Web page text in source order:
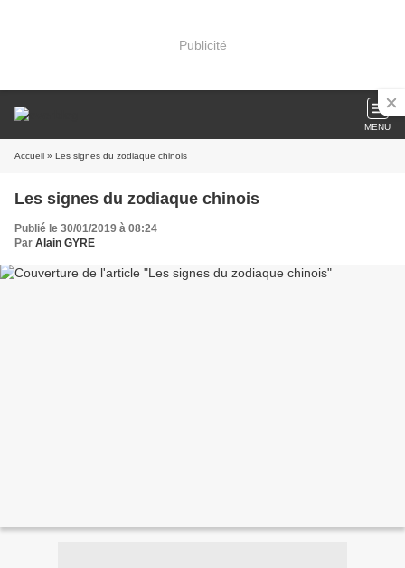
Publicité
MENU
Accueil » Les signes du zodiaque chinois
Les signes du zodiaque chinois
Publié le 30/01/2019 à 08:24
Par Alain GYRE